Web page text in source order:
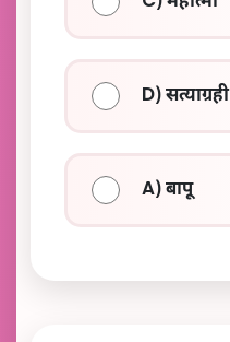
D) सत्याग्रही
A) बापू